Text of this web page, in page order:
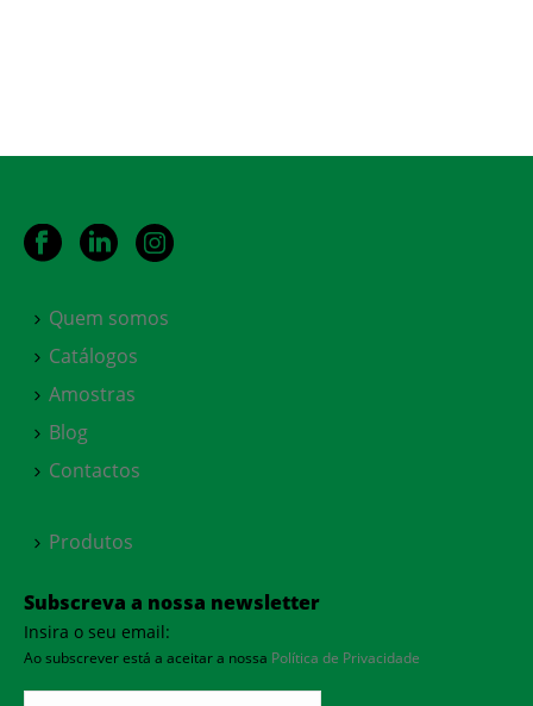
Quem somos
Catálogos
Amostras
Blog
Contactos
Produtos
Subscreva a nossa newsletter
Insira o seu email:
Ao subscrever está a aceitar a nossa Política de Privacidade